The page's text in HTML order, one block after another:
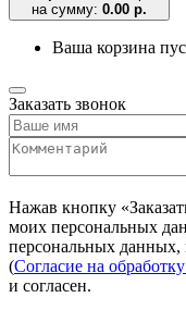
на сумму: 0.00 р.
Ваша корзина
Заказать звонок
Нажав кнопку
моих персональных
персональных данных,
(Согласие на
и согласен.